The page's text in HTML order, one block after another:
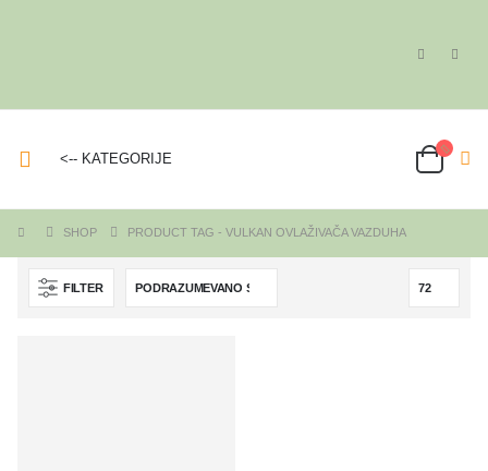
<-- KATEGORIJE
SHOP PRODUCT TAG - VULKAN OVLAŽIVAČA VAZDUHA
FILTER